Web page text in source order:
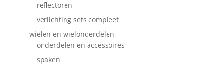
reflectoren
verlichting sets compleet
wielen en wielonderdelen
onderdelen en accessoires
spaken